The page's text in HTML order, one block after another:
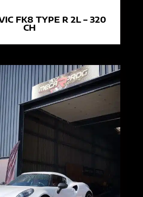
FK8 TYPE R 2L – 320
CH